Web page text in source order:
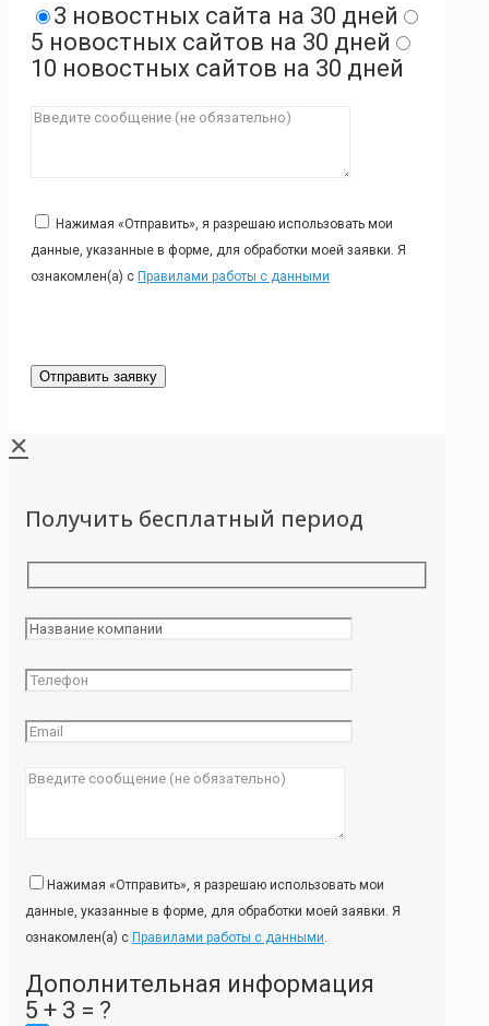
3 новостных сайта на 30 дней
5 новостных сайтов на 30 дней
10 новостных сайтов на 30 дней
Нажимая «Отправить», я разрешаю использовать мои
данные, указанные в форме, для обработки моей заявки. Я
ознакомлен(а) с Правилами работы с данными
✕
Получить бесплатный период
Нажимая «Отправить», я разрешаю использовать мои
данные, указанные в форме, для обработки моей заявки. Я
ознакомлен(а) с Правилами работы с данными.
Дополнительная информация
5 + 3 = ?